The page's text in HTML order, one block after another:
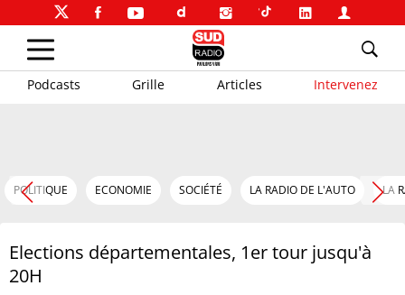
Podcasts Grille Articles Intervenez
POLITIQUE ECONOMIE SOCIÉTÉ LA RADIO DE L'AUTO LA
Elections départementales, 1er tour jusqu'à
20H